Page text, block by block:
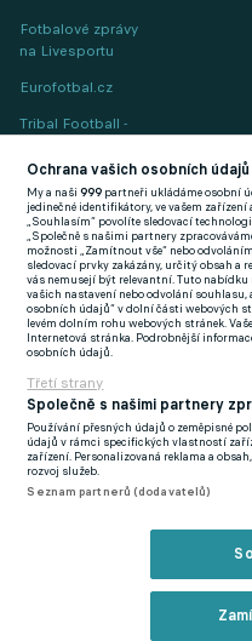
Fotbalové zprávy
na Livesportu
Eurofotbal.cz
Tribal Football -
(EN)
FlashFutbal (SK)
Tenisportal.cz
Tenisové zprávy
na Livesportu
Podmínky užití
Zásady ochrany osobních údajů
Ochrana vašich osobních
My a naši999 partneři ukládáme osobní
jedinečné identifikátory, ve vašem
„Souhlasím“ povolíte sledovací
„Společně s našimi partnery
možnosti „Zamítnout vše“ nebo
sledovací prvky zakázány, určitý obsah a
vás nemusejí být relevantní. Tuto
vašich nastavení nebo odvolání
osobních údajů“ v dolní části webových
levém dolním rohu webových stránek.
Internetová stránka. Podrobnější
osobních údajů.
Třetí strany
Společně s našimi partnery
Používání přesných údajů o zeměpisné
údajů v rámci specifických vlastností
zařízení. Personalizovaná reklama a
rozvoj služeb.
Seznam partnerů (dodavatelů)